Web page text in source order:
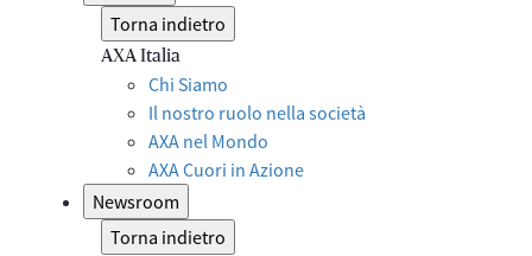
Torna indietro
AXA Italia
Chi Siamo
Il nostro ruolo nella società
AXA nel Mondo
AXA Cuori in Azione
Newsroom
Torna indietro